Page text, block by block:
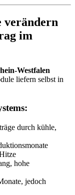
verändern
im
Westfalen
liefern selbst in
durch kühle,
hohe
jedoch